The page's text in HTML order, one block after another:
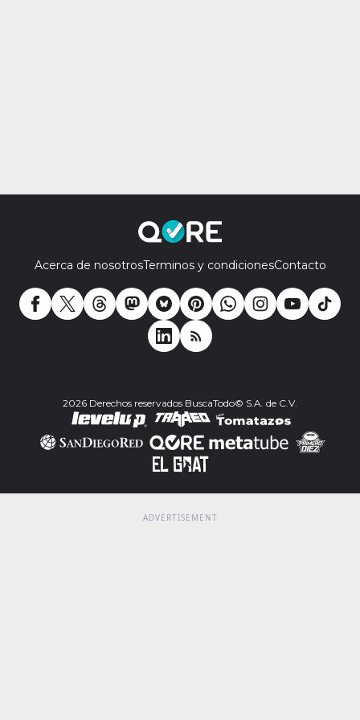
Acerca de nosotrosTerminos y condicionesContacto
2026 Derechos reservados BuscaTodo© S.A. de C.V.